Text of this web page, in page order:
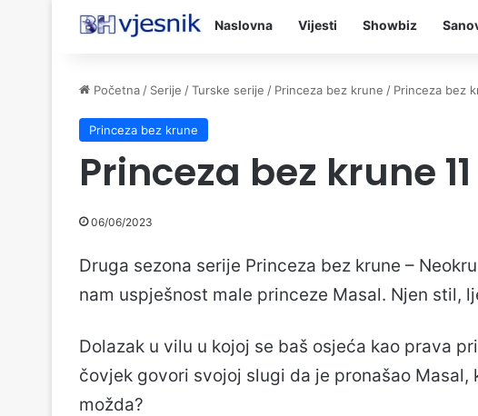
Naslovna Vijesti Showbiz
Početna / Serije /Turske serije / Princeza bez krune / Princeza bez
Princeza bez krune
Princeza bez krune
06/06/2023
Druga sezona serije Princeza bez krune –
nam uspješnost male princeze Masal. Njen stil,
Dolazak u vilu u kojoj se baš osjeća kao prava
čovjek govori svojoj slugi da je pronašao Masal,
možda?